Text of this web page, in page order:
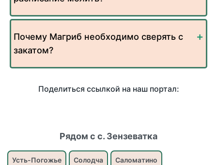
Почему Магриб необходимо сверять с
закатом?
Поделиться ссылкой на наш портал:
Рядом с с. Зензеватка
Усть-Погожье Солодча Саломатино